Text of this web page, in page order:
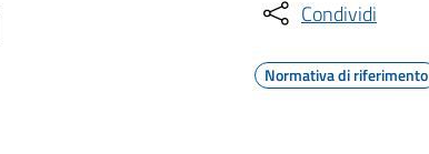
Condividi
Normativa di riferimento